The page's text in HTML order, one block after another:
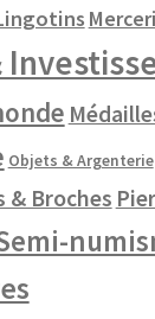
Objets & Argenterie
& Broches